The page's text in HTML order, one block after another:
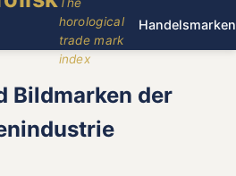
horological
trade mark
index
Handelsmarken
Bildmarken der